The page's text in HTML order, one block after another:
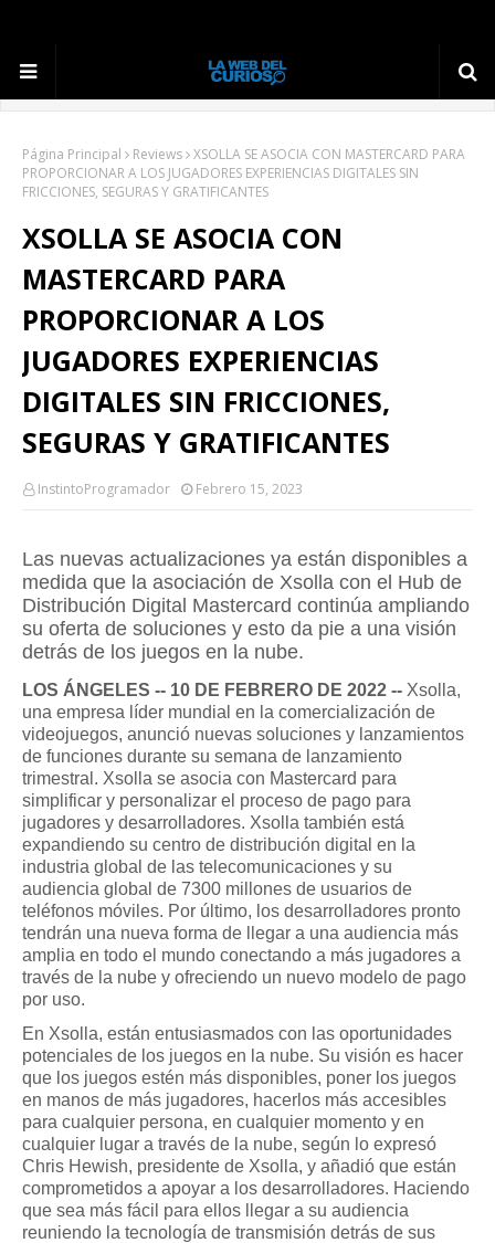
Página Principal Reviews XSOLLA SE ASOCIA CON MASTERCARD PARA
PROPORCIONAR A LOS JUGADORES EXPERIENCIAS DIGITALES SIN
FRICCIONES, SEGURAS Y GRATIFICANTES
XSOLLA SE ASOCIA CON
MASTERCARD PARA
PROPORCIONAR A LOS
JUGADORES EXPERIENCIAS
DIGITALES SIN FRICCIONES,
SEGURAS Y GRATIFICANTES
InstintoProgramador Febrero 15, 2023
Las nuevas actualizaciones ya están disponibles a
medida que la asociación de Xsolla con el Hub de
Distribución Digital Mastercard continúa ampliando
su oferta de soluciones y esto da pie a una visión
detrás de los juegos en la nube.
LOS ÁNGELES -- 10 DE FEBRERO DE 2022 -- Xsolla,
una empresa líder mundial en la comercialización de
videojuegos, anunció nuevas soluciones y lanzamientos
de funciones durante su semana de lanzamiento
trimestral. Xsolla se asocia con Mastercard para
simplificar y personalizar el proceso de pago para
jugadores y desarrolladores. Xsolla también está
expandiendo su centro de distribución digital en la
industria global de las telecomunicaciones y su
audiencia global de 7300 millones de usuarios de
teléfonos móviles. Por último, los desarrolladores pronto
tendrán una nueva forma de llegar a una audiencia más
amplia en todo el mundo conectando a más jugadores a
través de la nube y ofreciendo un nuevo modelo de pago
por uso.
En Xsolla, están entusiasmados con las oportunidades
potenciales de los juegos en la nube. Su visión es hacer
que los juegos estén más disponibles, poner los juegos
en manos de más jugadores, hacerlos más accesibles
para cualquier persona, en cualquier momento y en
cualquier lugar a través de la nube, según lo expresó
Chris Hewish, presidente de Xsolla, y añadió que están
comprometidos a apoyar a los desarrolladores. Haciendo
que sea más fácil para ellos llegar a su audiencia
reuniendo la tecnología de transmisión detrás de sus